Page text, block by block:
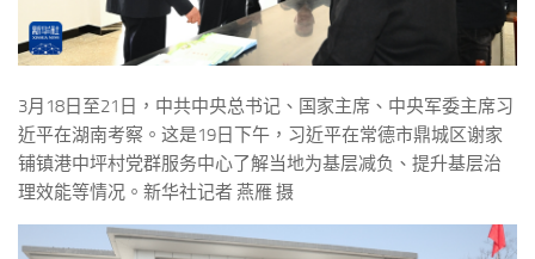
3月18日至21日，中共中央总书记、国家主席、中央军委主席习
近平在湖南考察。这是19日下午，习近平在常德市鼎城区谢家
铺镇港中坪村党群服务中心了解当地为基层减负、提升基层治
理效能等情况。新华社记者 燕雁 摄